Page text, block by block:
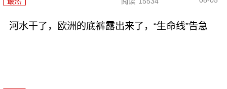
河水干了，欧洲的底裤露出来了，“生命线”告急